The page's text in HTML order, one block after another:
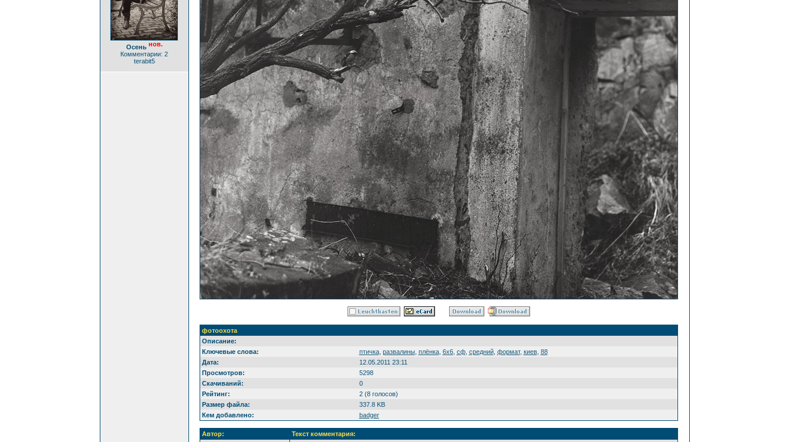
Осень нов.
Комментарии: 2
terabit5
фотоохота
Описание:
Ключевые слова:
птичка, развалины, плёнка, 6х6, сф, средний, формат, киев, 88
Дата:
12.05.2011 23:11
Просмотров:
5298
Скачиваний:
0
Рейтинг:
2 (8 голосов)
Размер файла:
337.8 KB
Кем добавлено:
badger
Автор:
Текст комментария: